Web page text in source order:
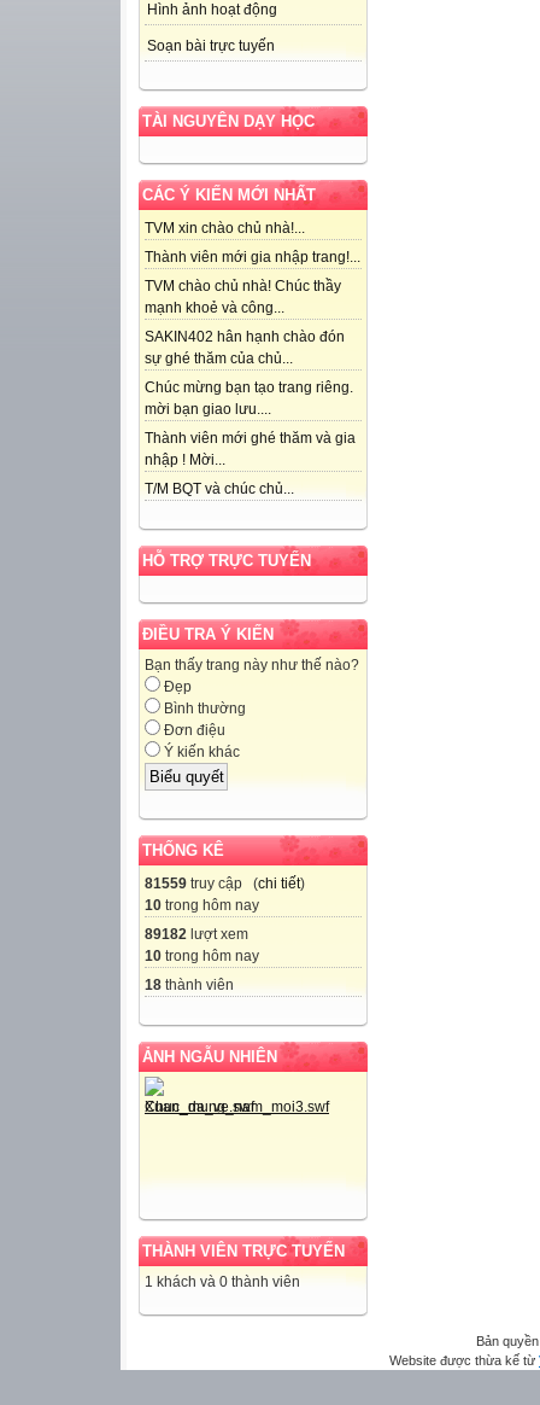
Hình ảnh hoạt động
Soạn bài trực tuyến
TÀI NGUYÊN DẠY HỌC
CÁC Ý KIẾN MỚI NHẤT
TVM xin chào chủ nhà!...
Thành viên mới gia nhập trang!...
TVM chào chủ nhà! Chúc thầy
mạnh khoẻ và công...
SAKIN402 hân hạnh chào đón
sự ghé thăm của chủ...
Chúc mừng bạn tạo trang riêng.
mời bạn giao lưu....
Thành viên mới ghé thăm và gia
nhập ! Mời...
T/M BQT và chúc chủ...
HỖ TRỢ TRỰC TUYẾN
ĐIỀU TRA Ý KIẾN
Bạn thấy trang này như thế nào?
Đẹp
Bình thường
Đơn điệu
Ý kiến khác
THỐNG KÊ
81559 truy cập (chi tiết)
10 trong hôm nay
89182 lượt xem
10 trong hôm nay
18 thành viên
ẢNH NGẪU NHIÊN
THÀNH VIÊN TRỰC TUYẾN
1 khách và 0 thành viên
Bản
Website được thừa kế từ